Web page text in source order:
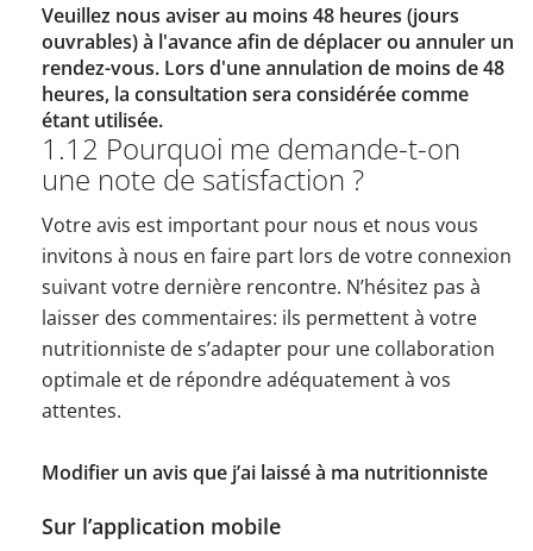
Veuillez nous aviser au moins 48 heures (jours
ouvrables) à l'avance afin de déplacer ou annuler un
rendez-vous. Lors d'une annulation de moins de 48
heures, la consultation sera considérée comme
étant utilisée.
1.12 Pourquoi me demande-t-on
une note de satisfaction ?
Votre avis est important pour nous et nous vous
invitons à nous en faire part lors de votre connexion
suivant votre dernière rencontre. N’hésitez pas à
laisser des commentaires: ils permettent à votre
nutritionniste de s’adapter pour une collaboration
optimale et de répondre adéquatement à vos
attentes.
Modifier un avis que j’ai laissé à ma nutritionniste
Sur l’application mobile